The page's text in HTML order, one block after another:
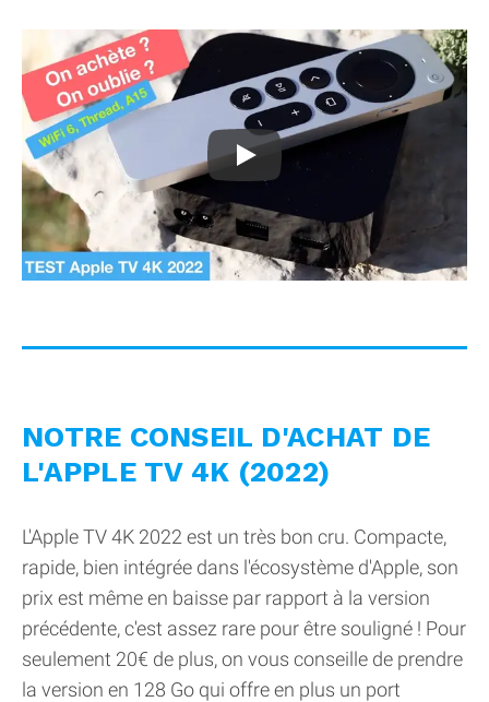
Test AppleTV 2022 : nos raisons de
NOTRE CONSEIL D'ACHAT DE
L'APPLE TV 4K (2022)
L'Apple TV 4K 2022 est un très bon cru. Compacte,
rapide, bien intégrée dans l'écosystème d'Apple, son
prix est même en baisse par rapport à la version
précédente, c'est assez rare pour être souligné ! Pour
seulement 20€ de plus, on vous conseille de prendre
la version en 128 Go qui offre en plus un port